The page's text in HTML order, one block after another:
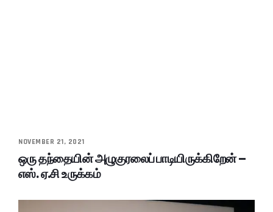
NOVEMBER 21, 2021
ஒரு தந்தையின் அழுகுரலைப் பாடியிருக்கிறேன் –
எஸ். ஏ.சி உருக்கம்